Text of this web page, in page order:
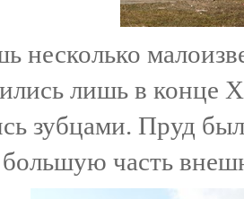
несколько
лишь в конце
зубцами. Пруд
часть